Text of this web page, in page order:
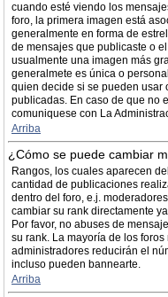
cuando esté viendo los
foro, la primera imagen está
generalmente en forma de
de mensajes que publicaste o
usualmente una imagen más
generalmete es única o
quien decide si se pueden usar
publicadas. En caso de que no
comuniquese con La
Arriba
¿Cómo se puede cambiar
Rangos, los cuales aparecen
cantidad de publicaciones
dentro del foro, e.j.
cambiar su rank directamente
Por favor, no abuses de
su rank. La mayoría de los
administradores reducirán el
incluso pueden bannearte.
Arriba